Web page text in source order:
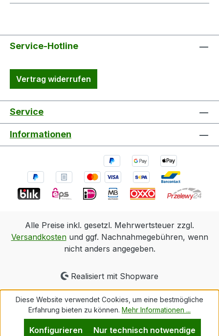
Service-Hotline
Vertrag widerrufen
Service
Informationen
Alle Preise inkl. gesetzl. Mehrwertsteuer zzgl.
Versandkostenund ggf. Nachnahmegebühren, wenn
nicht anders angegeben.
Realisiert mit Shopware
Diese Website verwendet Cookies, um eine bestmögliche
Erfahrung bieten zu können. Mehr Informationen ...
Nur technisch notwendige
Konfigurieren